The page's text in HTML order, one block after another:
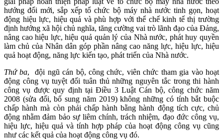
hướng đổi mới, sắp xếp tổ chức bộ máy nhà nước tinh gọn, hoạt
động hiệu lực, hiệu quả và phù hợp với thể chế kinh tế thị trường
định hướng xã hội chủ nghĩa, tăng cường vai trò lãnh đạo của Ðảng,
nâng cao hiệu lực, hiệu quả quản lý của Nhà nước, phát huy quyền
làm chủ của Nhân dân góp phần nâng cao năng lực, hiệu lực, hiệu
quả hoạt động, năng lực kiến tạo, phát triển của Nhà nước.
Thứ ba, đội ngũ cán bộ, công chức, viên chức tham gia vào hoạt
động công vụ tuyệt đối tuân thủ những nguyên tắc trong thi hành
công vụ được quy định tại Điều 3 Luật Cán bộ, công chức năm
2008 (sửa đổi, bổ sung năm 2019) không những có tính bắt buộc
chấp hành mà còn phải chấp hành bằng hành động tích cực, chủ
động nhằm đảm bảo sự liêm chính, trách nhiệm, đạo đức công vụ,
hiệu lực, hiệu quả và tính hợp pháp của hoạt động công vụ cũng
như các kết quả của hoạt động công vụ đó.